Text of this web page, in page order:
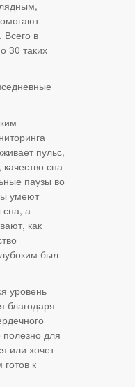
Всего в
30 таких
пульс,
сна
паузы во
умеют
сна, а
как
был
уровень
благодаря
для
или хочет
готов к